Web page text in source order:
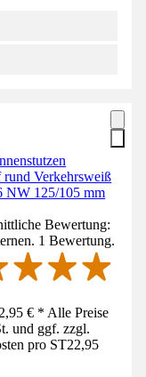
Verkehrsweiß
NW 125/105 mm
Bewertung:
1 Bewertung.
€ * Alle Preise
und ggf. zzgl.
pro ST22,95